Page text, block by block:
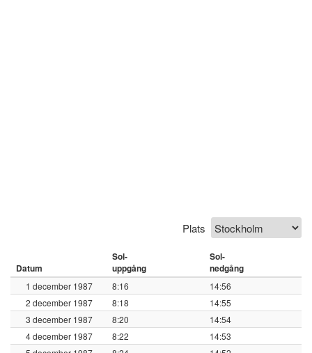
Plats
Datum
Sol-
uppgång
Sol-
nedgång
1 december 1987 8:16
14:56
2 december 1987
8:18
14:55
3 december 1987
8:20
14:54
4 december 1987
8:22
14:53